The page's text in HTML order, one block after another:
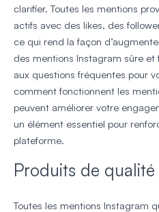
clarifier. Toutes les mentions
actifs avec des likes, des
ce qui rend la façon
des mentions Instagram sûre
aux questions fréquentes pour
comment fonctionnent les
peuvent améliorer votre
un élément essentiel pour
plateforme.
Produits de
Toutes les mentions Instagram